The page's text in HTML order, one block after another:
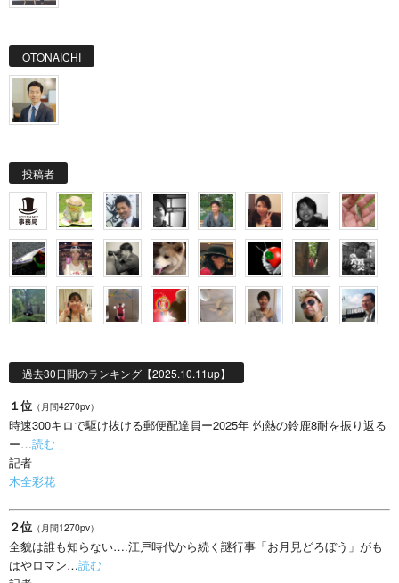
OTONAICHI
投稿者
過去30日間のランキング【2025.10.11up】
１位 （月間4270pv）
時速300キロで駆け抜ける郵便配達員ー2025年 灼熱の鈴鹿8耐を振り返る
ー…読む
記者
木全彩花
２位 （月間1270pv）
全貌は誰も知らない….江戸時代から続く謎行事「お月見どろぼう」がも
はやロマン…読む